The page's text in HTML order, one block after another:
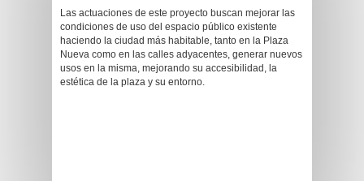
Las actuaciones de este proyecto buscan mejorar las
condiciones de uso del espacio público existente
haciendo la ciudad más habitable, tanto en la Plaza
Nueva como en las calles adyacentes, generar nuevos
usos en la misma, mejorando su accesibilidad, la
estética de la plaza y su entorno.